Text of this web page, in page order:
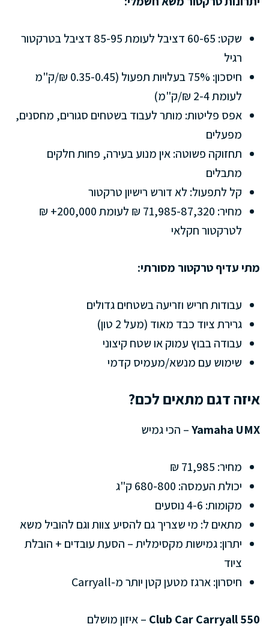
שקט: 60-65 דציבל לעומת 85-95 דציבל בטרקטור
רגיל
חיסכון: 75% בעלויות תפעול (0.35-0.45 ₪/ק"מ
לעומת 2-4 ₪/ק"מ)
אפס פליטות: מותר לעבוד בשטחים סגורים, מחסנים,
מפעלים
תחזוקה פשוטה: אין מנוע בעירה, פחות חלקים
מתבלים
קל לתפעול: לא דורש רישיון טרקטור
מחיר: 71,985-87,320 ₪ לעומת 200,000+ ₪
לטרקטור חקלאי
מתי עדיף טרקטור מסורתי:
עבודות חריש וזריעה בשטחים גדולים
גרירת ציוד כבד מאוד (מעל 2 טון)
עבודה בבוץ עמוק או שטח קיצוני
שימוש עם מנשא/מעמיס קדמי
איזה דגם מתאים לכם?
Yamaha UMX– הכי גמיש
מחיר: 71,985 ₪
יכולת העמסה: 680-800 ק"ג
מקומות: 4-6 נוסעים
מתאים ל: מי שצריך גם להסיע צוות וגם להוביל משא
יתרון: גמישות מקסימלית – הסעת עובדים + הובלת
ציוד
חיסרון: ארגז מטען קטן יותר מ-Carryall
Club Car Carryall 550 – איזון מושלם